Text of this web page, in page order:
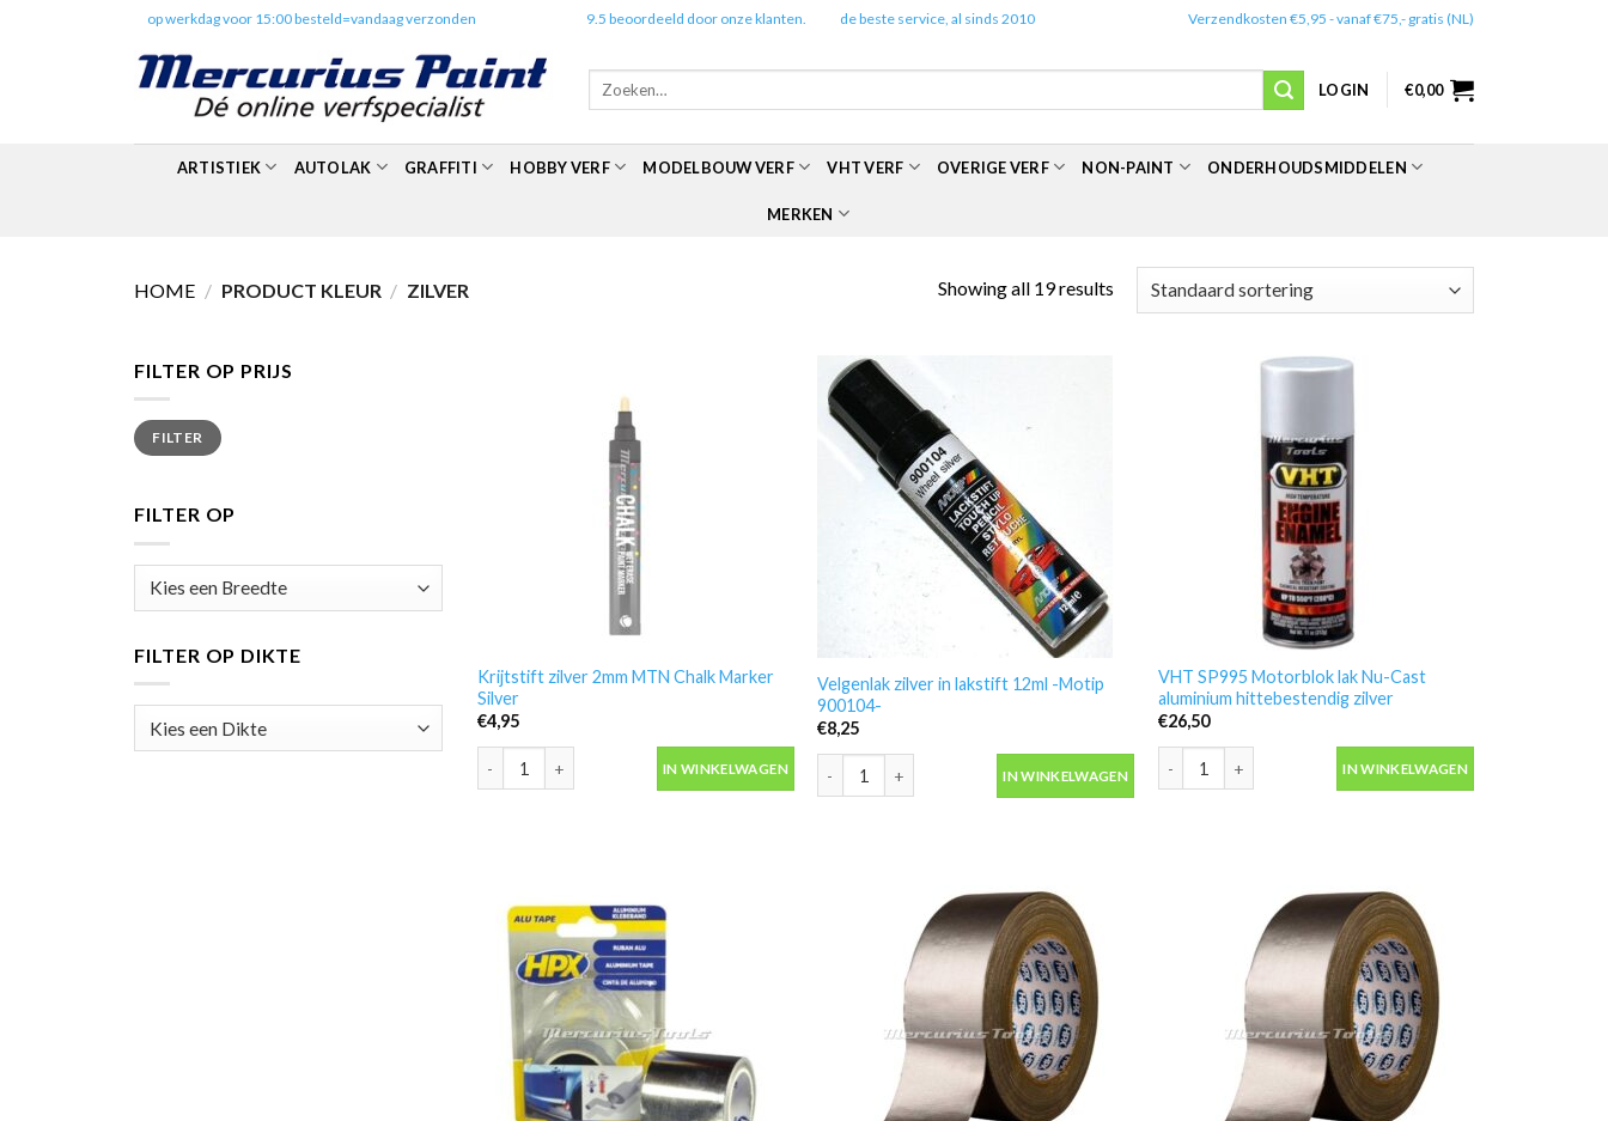
op werkdag voor 15:00 besteld=vandaag verzonden 9.5 beoordeeld door onze klanten. de beste service, al sinds 2010 Verzendkosten €5,95 - vanaf €75,- gratis (NL)
Zoeken
LOGIN €0,00
ARTISTIEK AUTOLAK GRAFFITI HOBBY VERF MODELBOUW VERF VHT VERF OVERIGE VERF NON-PAINT ONDERHOUDSMIDDELEN
MERKEN
HOME / PRODUCT KLEUR / ZILVER Showing all 19 results
FILTER OP PRIJS
Min.
prijs
Max.
prijsFILTER
FILTER OP
FILTER OP DIKTE
Krijtstift zilver 2mm MTN Chalk Marker
Silver
€4,95
Krijtstift zilver 2mm MTN Chalk Marker Silver aantal
IN WINKELWAGEN
Velgenlak zilver in lakstift 12ml -Motip
900104-
€8,25
Velgenlak zilver in lakstift 12ml -Motip 900104- aantal
IN WINKELWAGEN
VHT SP995 Motorblok lak Nu-Cast
aluminium hittebestendig zilver
€26,50
VHT SP995 Motorblok lak Nu-Cast aluminium
IN WINKELWAGEN